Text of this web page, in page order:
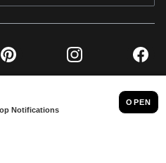
Pinterest Instagram
© PUMA NORTH AMERICA, INC.
IMPRINT AND LEGAL DATA